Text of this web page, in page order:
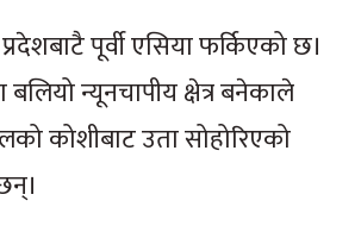
पूर्वी एसिया फर्किएको छ।
बलियो न्यूनचापीय क्षेत्र बनेकाले
कोशीबाट उता सोहोरिएको